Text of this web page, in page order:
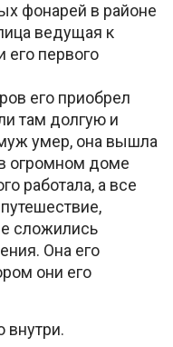
фонарей в районе
ведущая к
его первого
его приобрел
там долгую и
умер, она вышла
огромном доме
работала, а все
сложились
Она его
они его
внутри.